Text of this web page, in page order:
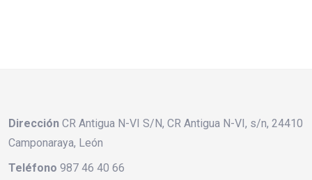
Dirección CR Antigua N-VI S/N, CR Antigua N-VI, s/n, 24410
Camponaraya, León
Teléfono 987 46 40 66